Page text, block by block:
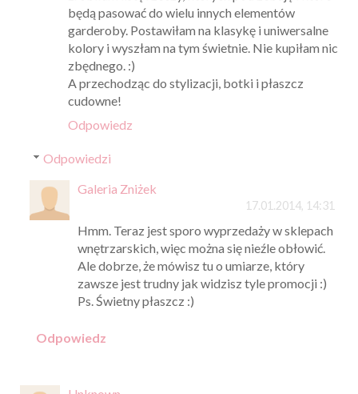
będą pasować do wielu innych elementów
garderoby. Postawiłam na klasykę i uniwersalne
kolory i wyszłam na tym świetnie. Nie kupiłam nic
zbędnego. :)
A przechodząc do stylizacji, botki i płaszcz
cudowne!
Odpowiedz
Odpowiedzi
Galeria Zniżek
17.01.2014, 14:31
Hmm. Teraz jest sporo wyprzedaży w sklepach
wnętrzarskich, więc można się nieźle obłowić.
Ale dobrze, że mówisz tu o umiarze, który
zawsze jest trudny jak widzisz tyle promocji :)
Ps. Świetny płaszcz :)
Odpowiedz